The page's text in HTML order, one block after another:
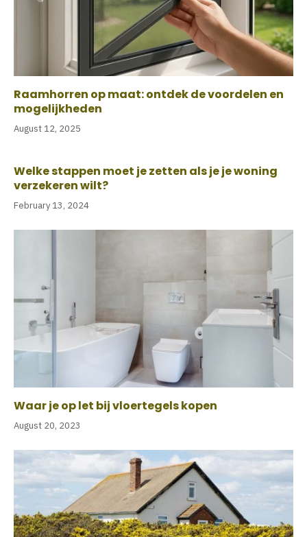
Raamhorren op maat: ontdek de voordelen en
mogelijkheden
August 12, 2025
Welke stappen moet je zetten als je je woning
verzekeren wilt?
February 13, 2024
Waar je op let bij vloertegels kopen
August 20, 2023